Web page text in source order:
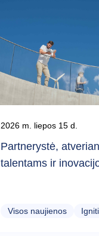
2026 m. liepos 15 d.
Partnerystė,
talentams ir
Visos naujienos